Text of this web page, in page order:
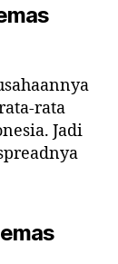
rata
Jadi